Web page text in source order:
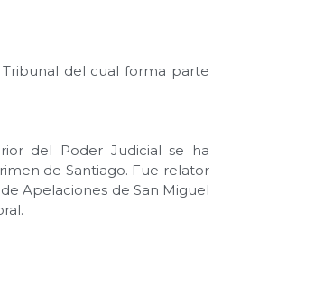
del cual forma parte
del Poder Judicial se ha
de Santiago. Fue relator
Apelaciones de San Miguel